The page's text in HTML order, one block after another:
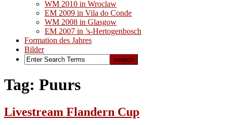
WM 2010 in Wroclaw
EM 2009 in Vila do Conde
WM 2008 in Glasgow
EM 2007 in ’s-Hertogenbosch
Formation des Jahres
Bilder
Tag: Puurs
Livestream Flandern Cup